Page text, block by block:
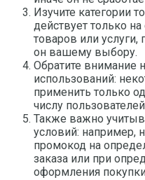
Изучите категории
действует только
товаров или услуги,
он вашему выбору.
Обратите внимание
использований:
применить только
числу
Также важно
условий: например,
промокод на
заказа или при
оформления